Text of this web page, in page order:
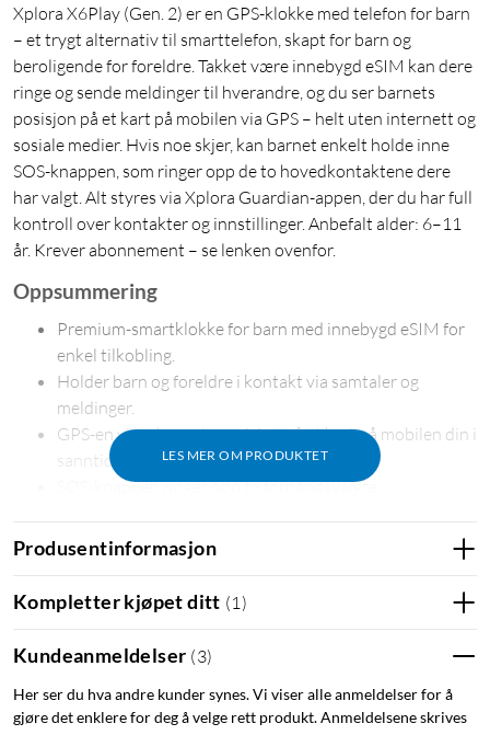
Xplora X6Play (Gen. 2) er en GPS-klokke med telefon for barn
– et trygt alternativ til smarttelefon, skapt for barn og
beroligende for foreldre. Takket være innebygd eSIM kan dere
ringe og sende meldinger til hverandre, og du ser barnets
posisjon på et kart på mobilen via GPS – helt uten internett og
sosiale medier. Hvis noe skjer, kan barnet enkelt holde inne
SOS-knappen, som ringer opp de to hovedkontaktene dere
har valgt. Alt styres via Xplora Guardian-appen, der du har full
kontroll over kontakter og innstillinger. Anbefalt alder: 6–11
år. Krever abonnement – se lenken ovenfor.
LES MER OM PRODUKTET
Oppsummering
Premium-smartklokke for barn med innebygd eSIM for
enkel tilkobling.
Holder barn og foreldre i kontakt via samtaler og
meldinger.
GPS-en viser barnets posisjon på et kart på mobilen din i
sanntid.
SOS-knappen ringer opp to forhåndsvalgte
Skolemodus slår av samtaler og meldinger i skoletiden.
5 MP-kamera, skritteller og fargerik og responsiv
berøringsskjerm.
Kan tilpasses med utskiftbare rammer og hemper i ulike
farger.
Vannbestandig i henhold til IP68 (bør ikke brukes ved
bading eller svømming).
Produsentinformasjon
Kompletter kjøpet ditt (1)
Kundeanmeldelser (3)
Her ser du hva andre kunder synes. Vi viser alle anmeldelser for å
gjøre det enklere for deg å velge rett produkt. Anmeldelsene skrives